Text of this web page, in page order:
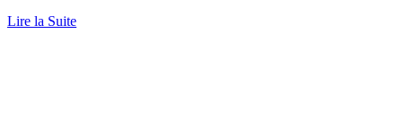
Lire la Suite